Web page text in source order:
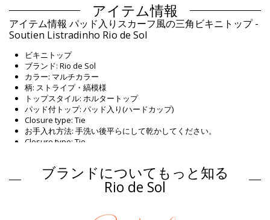
アイテム情報
アイテム情報 パッド入りスカーフ風の三角ビキニトップ -
Soutien Listradinho Rio de Sol
ビキニトップ
ブランド: Rio de Sol
カラー: マルチカラー
柄: ストライプ・縞模様
トップスタイル: ホルタートップ
パッド付トップ: パッド入り(ハードカップ)
Closure type: Tie
お手入れ方法: 手洗い後平らにして乾かしてください。
Closure type: Tie
ビキニトップ マルチカラー Rio de Sol
組成物
裏地: 100% Polyamide
ブランドについてもっと知る
Rio de Sol